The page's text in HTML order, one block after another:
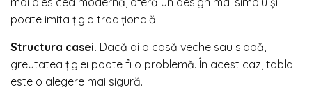
poate imita țigla tradițională.
Structura casei. Dacă ai o casă veche sau slabă,
greutatea țiglei poate fi o problemă. În acest caz, tabla
este o alegere mai sigură.